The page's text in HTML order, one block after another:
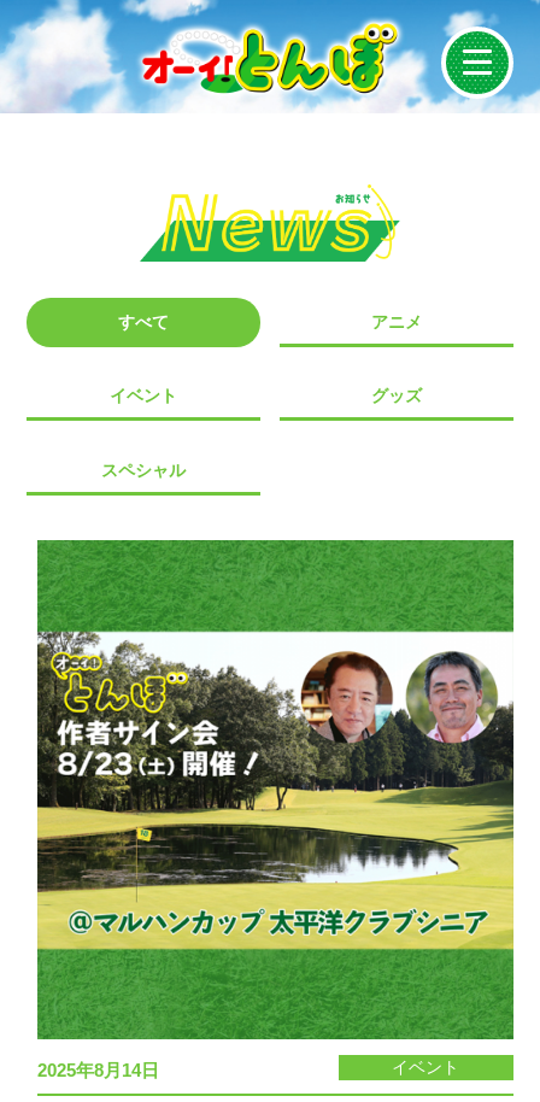
On Air
Introduction
Music
Movie
Goods
Special
すべて アニメ
イベント グッズ
スペシャル
2025年8月14日 イベント